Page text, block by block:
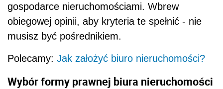
gospodarce nieruchomościami. Wbrew
obiegowej opinii, aby kryteria te spełnić - nie
musisz być pośrednikiem.
Polecamy: Jak założyć biuro nieruchomości?
Wybór formy prawnej biura nieruchomości